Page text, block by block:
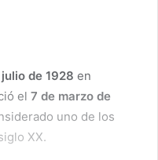
de 1928 en
el 7 de marzo de
uno de los
XX.